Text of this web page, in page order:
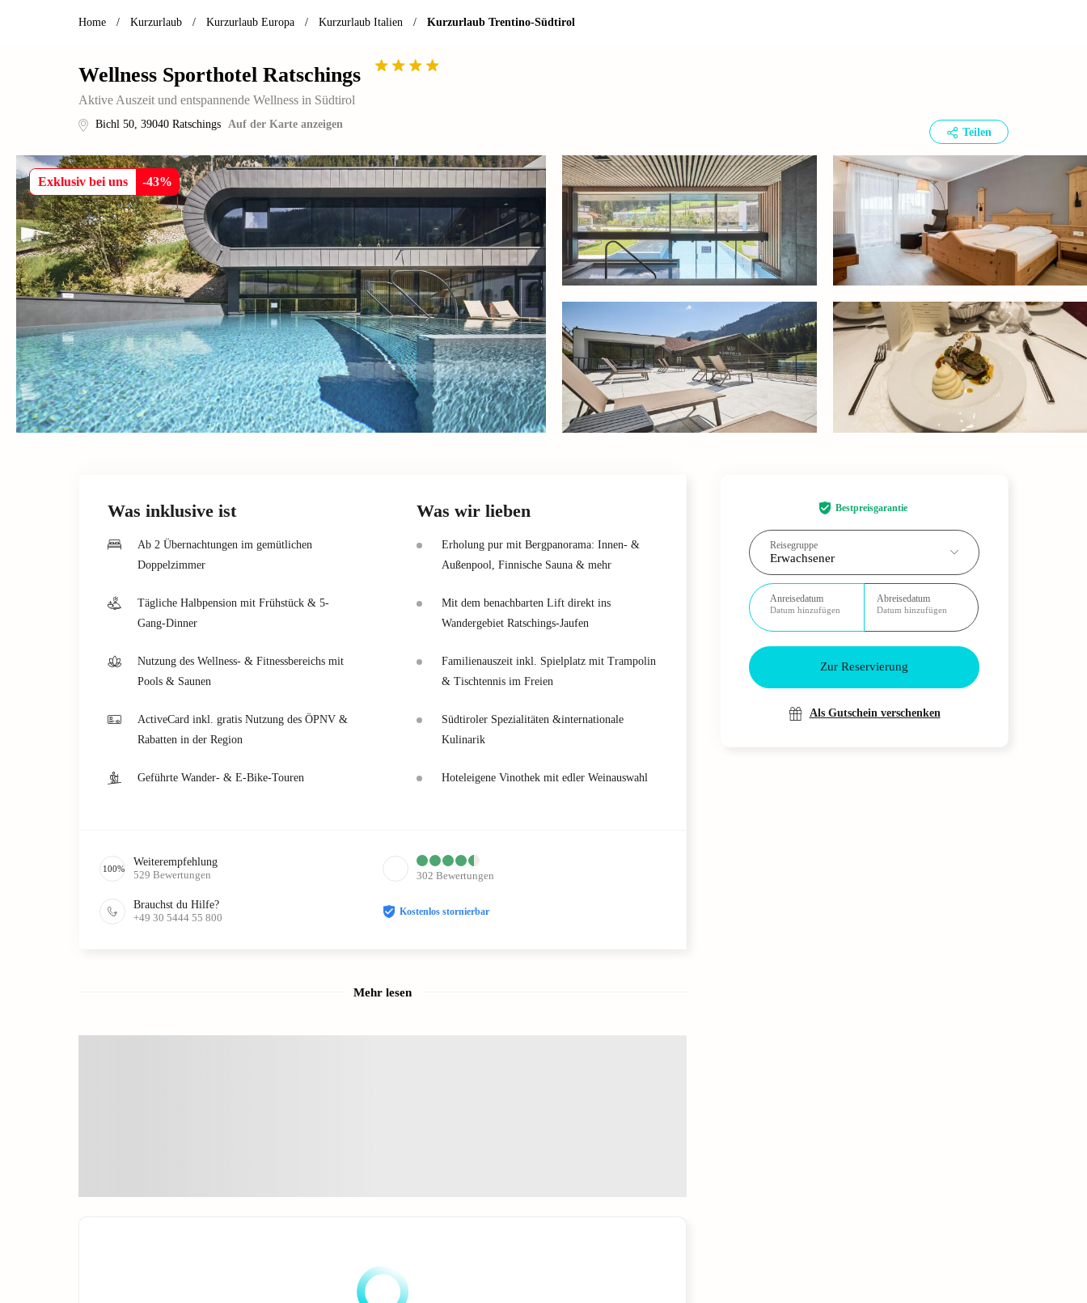
Home / Kurzurlaub / Kurzurlaub Europa / Kurzurlaub Italien / Kurzurlaub Trentino-Südtirol
Wellness Sporthotel Ratschings
Aktive Auszeit und entspannende Wellness in Südtirol
Bichl 50, 39040 Ratschings Auf der Karte anzeigen
Teilen
Exklusiv bei uns -43%
Bestpreisgarantie
Reisegruppe
Erwachsener
Anreisedatum
Datum hinzufügen
Abreisedatum
Datum hinzufügen
Zur Reservierung
Als Gutschein verschenken
Was inklusive ist
Ab 2 Übernachtungen im gemütlichen
Doppelzimmer
Tägliche Halbpension mit Frühstück & 5-
Gang-Dinner
Nutzung des Wellness- & Fitnessbereichs mit
Pools & Saunen
ActiveCard inkl. gratis Nutzung des ÖPNV &
Rabatten in der Region
Geführte Wander- & E-Bike-Touren
Was wir lieben
Erholung pur mit Bergpanorama: Innen- &
Außenpool, Finnische Sauna & mehr
Mit dem benachbarten Lift direkt ins
Wandergebiet Ratschings-Jaufen
Familienauszeit inkl. Spielplatz mit Trampolin
& Tischtennis im Freien
Südtiroler Spezialitäten &internationale
Kulinarik
Hoteleigene Vinothek mit edler Weinauswahl
100%
Weiterempfehlung
529 Bewertungen 302 Bewertungen
Brauchst du Hilfe?
+49 30 5444 55 800
Kostenlos stornierbar
Mehr lesen